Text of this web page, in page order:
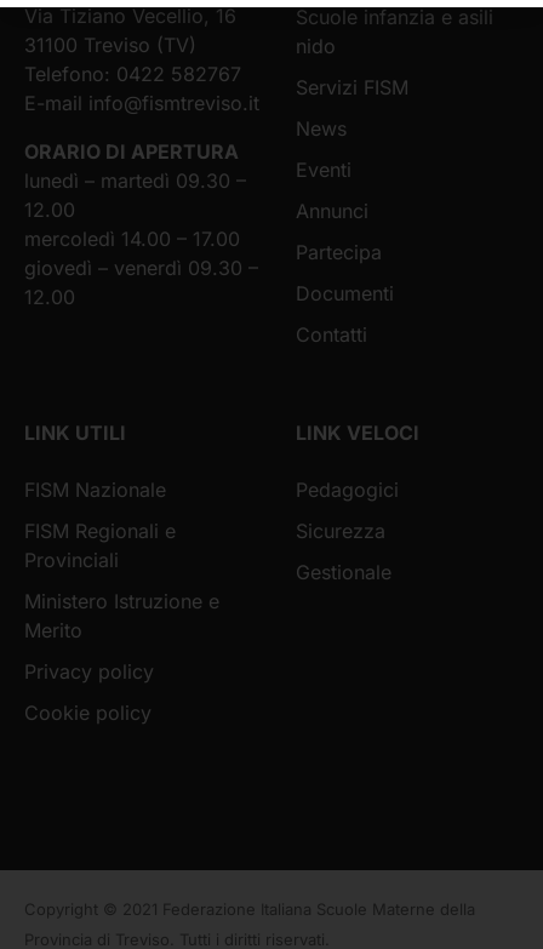
Via Tiziano Vecellio, 16
31100 Treviso (TV)
Telefono: 0422 582767
E-mail info@fismtreviso.it
ORARIO DI APERTURA
lunedì – martedì 09.30 –
12.00
mercoledì 14.00 – 17.00
giovedì – venerdì 09.30 –
12.00
Scuole infanzia e asili
nido
Servizi FISM
News
Eventi
Annunci
Partecipa
Documenti
Contatti
LINK UTILI
FISM Nazionale
FISM Regionali e
Provinciali
Ministero Istruzione e
Merito
Privacy policy
Cookie policy
LINK VELOCI
Pedagogici
Sicurezza
Gestionale
Copyright © 2021 Federazione Italiana Scuole Materne della
Provincia di Treviso. Tutti i diritti riservati.